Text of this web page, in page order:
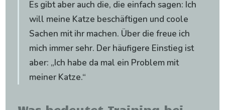
Es gibt aber auch die, die einfach sagen: Ich
will meine Katze beschäftigen und coole
Sachen mit ihr machen. Über die freue ich
mich immer sehr. Der häufigere Einstieg ist
aber: „Ich habe da mal ein Problem mit
meiner Katze.“